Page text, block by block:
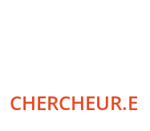
CHERCHEUR.E